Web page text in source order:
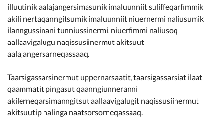
illuutinik aalajangersimasunik imaluunniit suliffeqarfimmik
akiliinertaqanngitsumik imaluunniit niuernermi naliusumik
ilanngussinani tunniussinermi, niuerfimmi naliusoq
aallaavigalugu naqissusiinermut akitsuut
aalajangersarneqassaaq.
Taarsigassarsinermut uppernarsaatit, taarsigassarsiat ilaat
qaammatit pingasut qaanngiunneranni
akilerneqarsimanngitsut aallaavigalugit naqissusiinermut
akitsuutip nalinga naatsorsorneqassaaq.